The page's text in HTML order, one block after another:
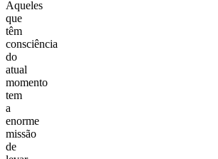
Aqueles
que
têm
consciência
do
atual
momento
tem
a
enorme
missão
de